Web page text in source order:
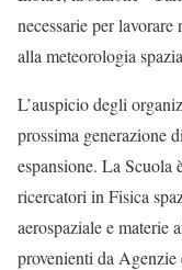
necessarie per
alla meteorologia
L’auspicio degli
prossima generazione
espansione. La
ricercatori in Fisica
aerospaziale e materie
provenienti da